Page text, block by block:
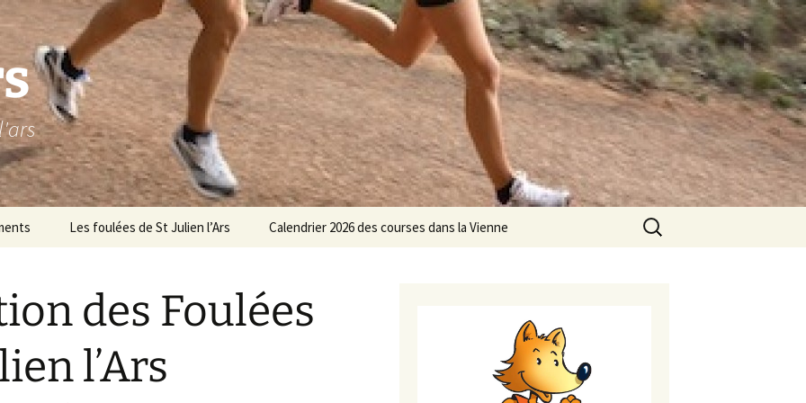
Espace réservé au
Les foulées de St Julien l’Ars
Les parcours enfants
Inscriptions
Calendrier 2026 des courses dans la Vienne
Rechercher :
des Foulées
l’Ars